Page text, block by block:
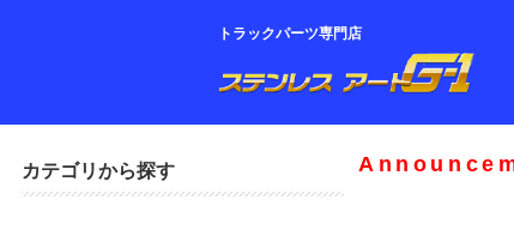
トラックパーツ専門店
カテゴリから探す